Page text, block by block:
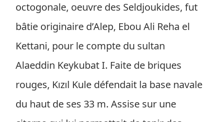
octogonale, oeuvre des Seldjoukides, fut
bâtie originaire d’Alep, Ebou Ali Reha el
Kettani, pour le compte du sultan
Alaeddin Keykubat I. Faite de briques
rouges, Kızıl Kule défendait la base navale
du haut de ses 33 m. Assise sur une